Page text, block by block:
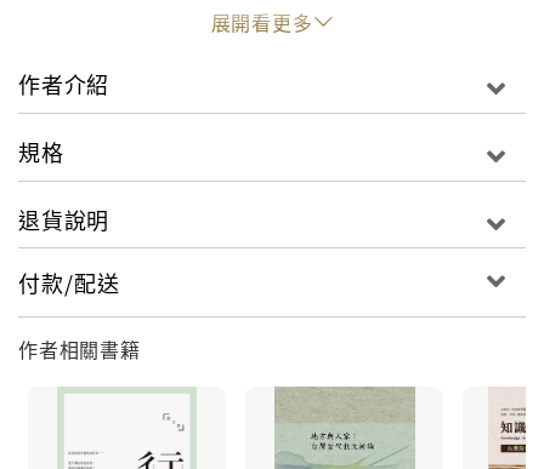
展開看更多
作者介紹
規格
退貨說明
付款/配送
作者相關書籍